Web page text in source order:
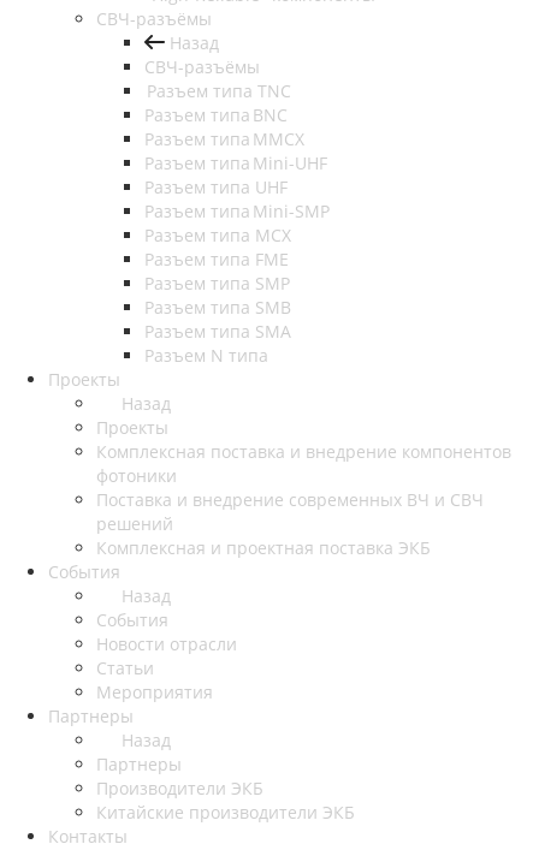
СВЧ-разъёмы
Назад
СВЧ-разъёмы
Разъем типа TNC
Разъем типа BNC
Разъем типа MMCX
Разъем типа Mini-UHF
Разъем типа UHF
Разъем типа Mini-SMP
Разъем типа MCX
Разъем типа FME
Разъем типа SMP
Разъем типа SMB
Разъем типа SMA
Разъем N типа
Проекты
Назад
Проекты
Комплексная поставка и внедрение компонентов
фотоники
Поставка и внедрение современных ВЧ и СВЧ
решений
Комплексная и проектная поставка ЭКБ
События
Назад
События
Новости отрасли
Статьи
Мероприятия
Партнеры
Назад
Партнеры
Производители ЭКБ
Китайские производители ЭКБ
Контакты